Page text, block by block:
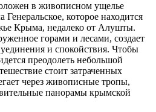
в живописном ущелье
Генеральское, которое находится
Крыма, недалеко от Алушты.
горами и лесами, создает
и спокойствия. Чтобы
преодолеть небольшой
стоит затраченных
через живописные тропы,
панорамы крымской